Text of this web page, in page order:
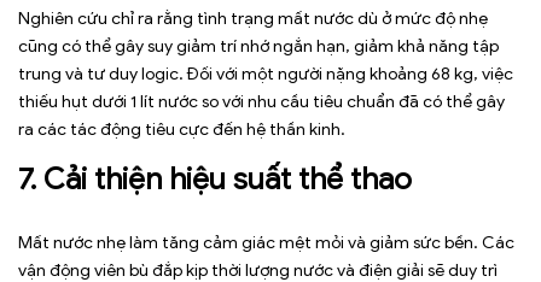
Nghiên cứu chỉ ra rằng tình trạng mất nước dù ở mức độ nhẹ
cũng có thể gây suy giảm trí nhớ ngắn hạn, giảm khả năng tập
trung và tư duy logic. Đối với một người nặng khoảng 68 kg, việc
thiếu hụt dưới 1 lít nước so với nhu cầu tiêu chuẩn đã có thể gây
ra các tác động tiêu cực đến hệ thần kinh.
7. Cải thiện hiệu suất thể thao
Mất nước nhẹ làm tăng cảm giác mệt mỏi và giảm sức bền. Các
vận động viên bù đắp kịp thời lượng nước và điện giải sẽ duy trì